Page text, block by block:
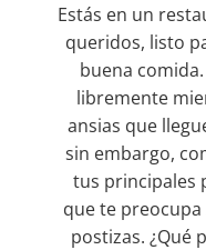
Estás en un
queridos, listo
buena
libremente
ansias que
sin embargo,
tus principales
que te
postizas. ¿Qué